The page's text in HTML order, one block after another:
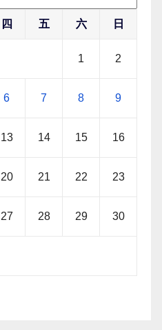
四 五 六 日
1 2
6 7 8 9
13 14 15 16
20 21 22 23
27 28 29 30